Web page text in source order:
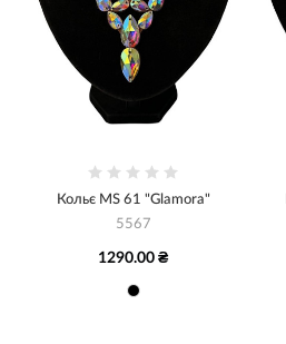
Кольє MS 61 "Glamora"
5567
1290.00 ₴